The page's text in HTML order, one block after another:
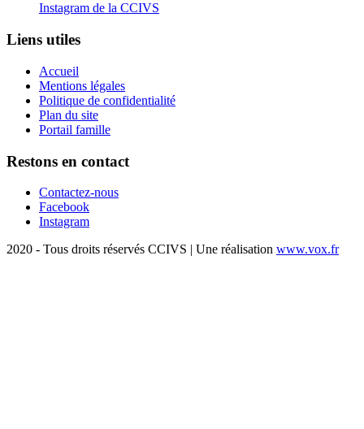
Instagram de la CCIVS
Liens utiles
Accueil
Mentions légales
Politique de confidentialité
Plan du site
Portail famille
Restons en contact
Contactez-nous
Facebook
Instagram
2020 - Tous droits réservés CCIVS | Une réalisation www.vox.fr